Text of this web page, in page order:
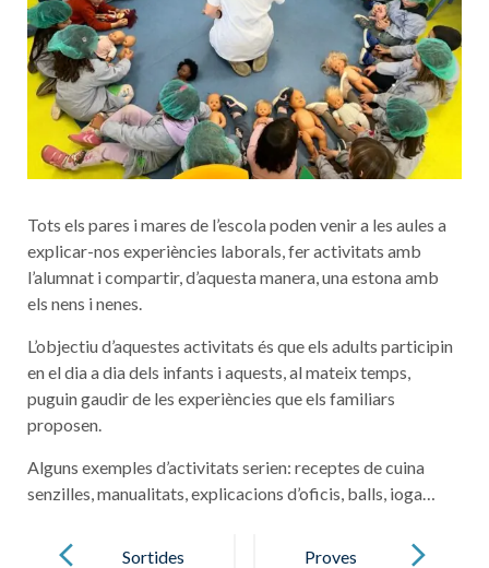
Tots els pares i mares de l’escola poden venir a les aules a
explicar-nos experiències laborals, fer activitats amb
l’alumnat i compartir, d’aquesta manera, una estona amb
els nens i nenes.
L’objectiu d’aquestes activitats és que els adults participin
en el dia a dia dels infants i aquests, al mateix temps,
puguin gaudir de les experiències que els familiars
proposen.
Alguns exemples d’activitats serien: receptes de cuina
senzilles, manualitats, explicacions d’oficis, balls, ioga…
navigation
Sortides
Proves